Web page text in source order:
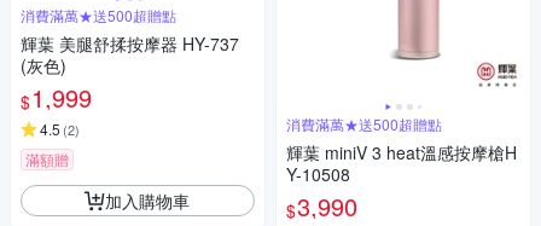
消費滿萬★送500超贈點
輝葉 美腿舒揉按摩器 HY-737
(灰色)
$1,999
4.5 (2)
滿額贈
加入購物車
消費滿萬★送500超贈點
輝葉 miniV 3 heat溫感按摩槍H
Y-10508
$3,990